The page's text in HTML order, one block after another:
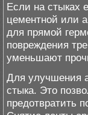
Если на стыках
цементной или
для прямой
повреждения
уменьшают
Для улучшения
стыка. Это
предотвратить